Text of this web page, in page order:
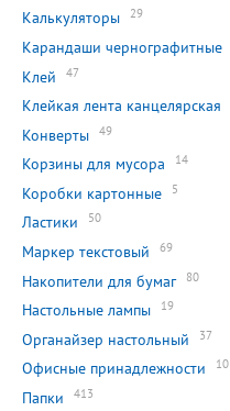
Калькуляторы 29
Карандаши чернографитные
Клей 47
Клейкая лента канцелярская
Конверты 49
Корзины для мусора 14
Коробки картонные 5
Ластики 50
Маркер текстовый 69
Накопители для бумаг 80
Настольные лампы 19
Органайзер настольный 37
Офисные принадлежности 10
Папки 413